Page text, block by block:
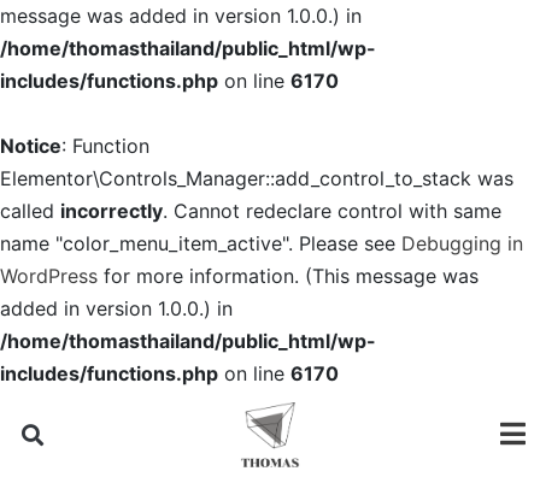
message was added in version 1.0.0.) in
/home/thomasthailand/public_html/wp-
includes/functions.php on line 6170
Notice: Function
Elementor\Controls_Manager::add_control_to_stack was
called incorrectly. Cannot redeclare control with same
name "color_menu_item_active". Please see Debugging in
WordPress for more information. (This message was
added in version 1.0.0.) in
/home/thomasthailand/public_html/wp-
includes/functions.php on line 6170